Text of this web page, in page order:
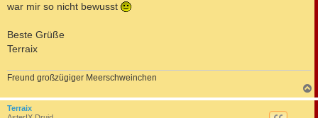
war mir so nicht bewusst
Beste Grüße
Terraix
Freund großzügiger Meerschweinchen
a
Terraix